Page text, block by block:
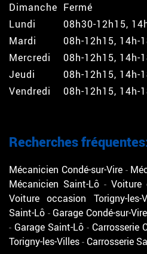
Dimanche Fermé
Lundi
08h30-12h15,
Mardi
08h-12h15, 14h-
Mercredi
08h-12h15, 14h-
Jeudi
08h-12h15, 14h-
Vendredi
08h-12h15, 14h-
Recherches
Mécanicien Condé-sur-Vire
Mécanicien Saint-Lô
Voiture
Voiture occasion Torigny-les-
Saint-Lô
Garage Condé-sur-Vire
Garage Saint-Lô
Carrosserie
Torigny-les-Villes
Carrosserie